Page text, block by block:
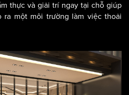
thực và giải trí ngay tại chỗ giúp
ra một môi trường làm việc thoải